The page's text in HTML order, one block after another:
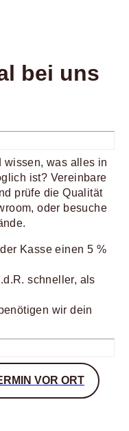
bei uns
wissen, was alles in
ist? Vereinbare
prüfe die Qualität
oder besuche
Kasse einen 5 %
schneller, als
wir dein
VOR ORT